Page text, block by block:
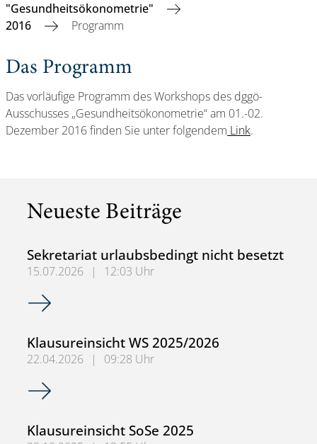
"Gesundheitsökonometrie"
2016
Programm
Das Programm
Das vorläufige Programm des Workshops des dggö-
Ausschusses „Gesundheitsökonometrie“ am 01.-02.
Dezember 2016 finden Sie unter folgendem Link.
Neueste Beiträge
Sekretariat urlaubsbedingt nicht besetzt
15.07.2026 |
12:03 Uhr
Sekretariat urlaubsbedingt nicht besetzt
Klausureinsicht WS 2025/2026
22.04.2026 |
09:28 Uhr
Klausureinsicht WS 2025/2026
Klausureinsicht SoSe 2025